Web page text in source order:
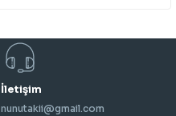
İletişim
nunutakii@gmail.com